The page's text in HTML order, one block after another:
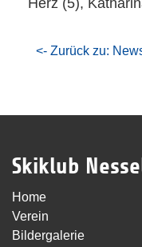
Herz (5),
<- Zurück zu:
Skiklub
Home
Verein
Bildergalerie